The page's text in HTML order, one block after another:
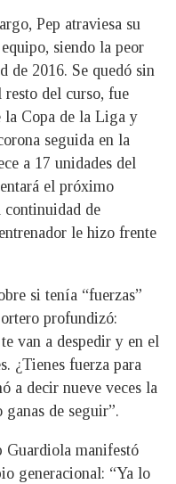
Pep atraviesa su
siendo la peor
de 2016. Se quedó sin
del curso, fue
la Copa de la Liga y
seguida en la
a 17 unidades del
el próximo
continuidad de
le hizo frente
si tenía “fuerzas”
profundizó:
van a despedir y en el
¿Tienes fuerza para
a decir nueve veces la
de seguir”.
Guardiola manifestó
generacional: “Ya lo